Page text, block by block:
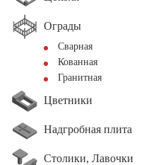
Ограды
Сварная
Кованная
Гранитная
Цветники
Надгробная плита
Столики, Лавочки